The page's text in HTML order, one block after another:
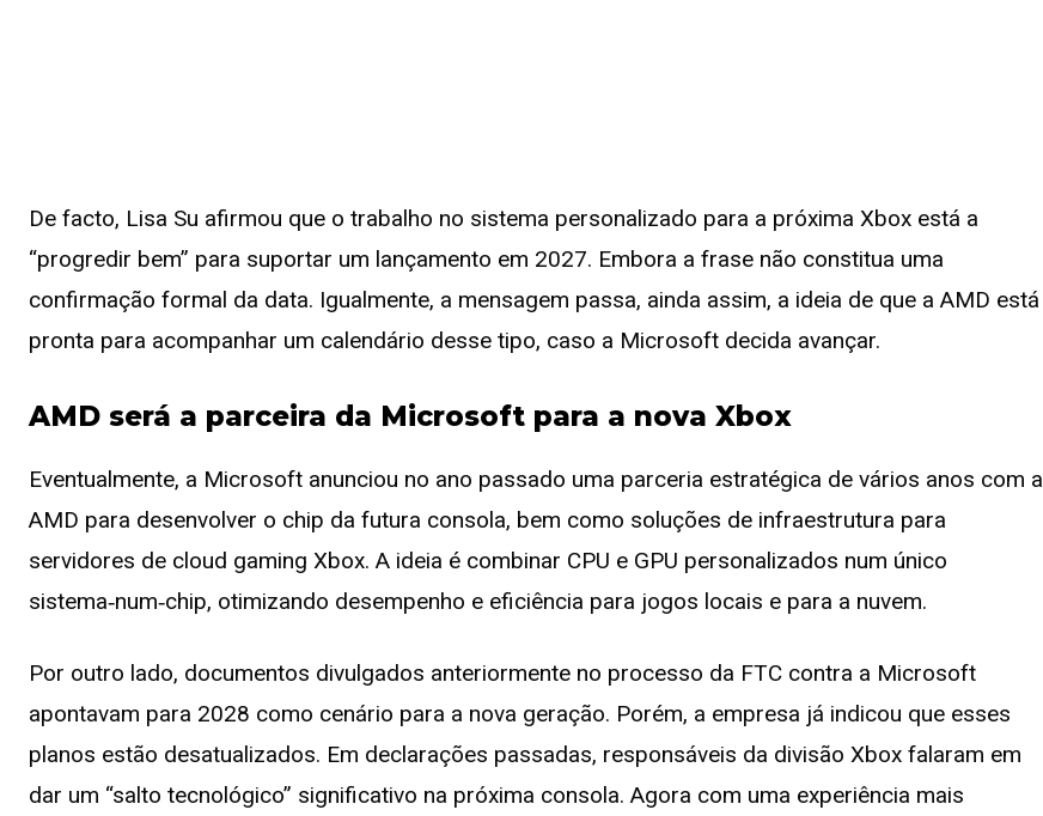
De facto, Lisa Su afirmou que o trabalho no sistema personalizado para a próxima Xbox está a
“progredir bem” para suportar um lançamento em 2027. Embora a frase não constitua uma
confirmação formal da data. Igualmente, a mensagem passa, ainda assim, a ideia de que a AMD está
pronta para acompanhar um calendário desse tipo, caso a Microsoft decida avançar.
AMD será a parceira da Microsoft para a nova Xbox
Eventualmente, a Microsoft anunciou no ano passado uma parceria estratégica de vários anos com a
AMD para desenvolver o chip da futura consola, bem como soluções de infraestrutura para
servidores de cloud gaming Xbox. A ideia é combinar CPU e GPU personalizados num único
sistema‑num‑chip, otimizando desempenho e eficiência para jogos locais e para a nuvem.
Por outro lado, documentos divulgados anteriormente no processo da FTC contra a Microsoft
apontavam para 2028 como cenário para a nova geração. Porém, a empresa já indicou que esses
planos estão desatualizados. Em declarações passadas, responsáveis da divisão Xbox falaram em
dar um “salto tecnológico” significativo na próxima consola. Agora com uma experiência mais